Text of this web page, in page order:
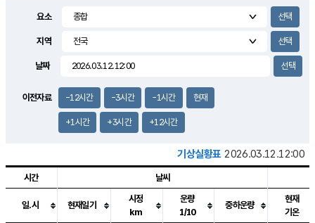
2.0m/s
요소
지역
날짜
이전자료 -12시간 -3시간 -1시간 현재
+1시간 +3시간 +12시간
기상실황표 2026.03.12.12:00
시간 날씨
일.시 현재일기
시정
km
운량
1/10
중하운량
현재
기온